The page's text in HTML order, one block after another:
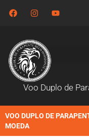
Voo Duplo de
VOO DUPLO DE
MOEDA